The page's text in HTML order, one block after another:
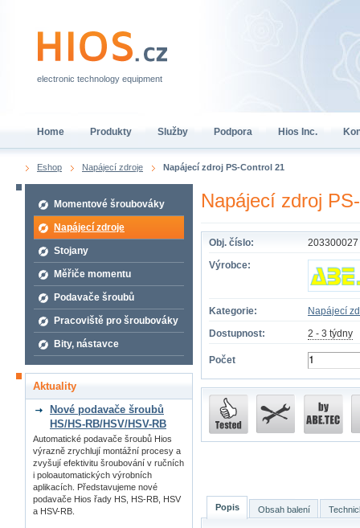
Eshop Napájecí zdroje Napájecí zdroj PS-Control 21
Napájecí zdroj
Obj. číslo:
203300027
Výrobce:
Kategorie:
Napájecí
Dostupnost:
2 - 3 týdny
Počet
Popis Obsah balení
Momentové šroubováky
Napájecí zdroje
Stojany
Měřiče momentu
Podavače šroubů
Pracoviště pro šroubováky
Bity, nástavce
Aktuality
Nové podavače šroubů
HS/HS-RB/HSV/HSV-RB
Automatické podavače šroubů Hios
výrazně zrychlují montážní procesy a
zvyšují efektivitu šroubování v ručních
i poloautomatických výrobních
aplikacích. Představujeme nové
podavače Hios řady HS, HS-RB, HSV
a HSV-RB.
electronic technology equipment
Home Produkty Služby Podpora Hios Inc.